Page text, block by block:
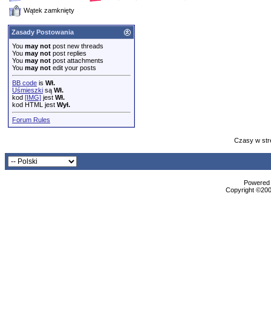
Wątek zamknięty
Zasady Postowania
You may not post new threads
You may not post replies
You may not post attachments
You may not edit your posts
BB code is Wł.
Uśmieszki są Wł.
kod [IMG] jest Wł.
kod HTML jest Wył.
Forum Rules
Czasy w
Copyright